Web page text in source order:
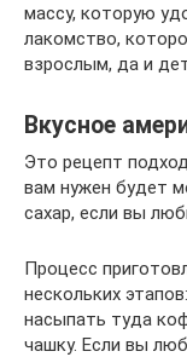
массу, которую
лакомство,
взрослым, да и
Вкусное
Это рецепт
вам нужен будет
сахар, если вы
Процесс
нескольких
насыпать туда
чашку. Если вы